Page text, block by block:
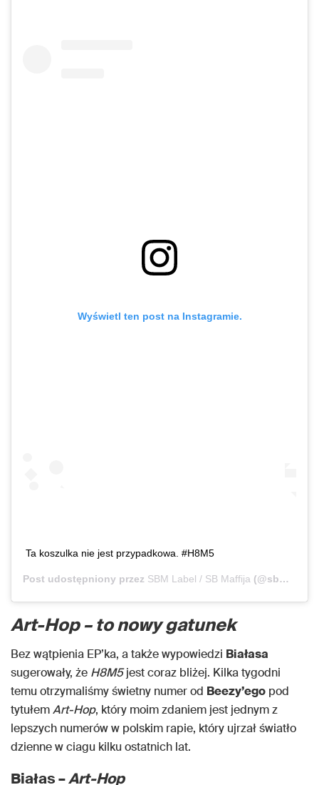
Wyświetl ten post na Instagramie.
Ta koszulka nie jest przypadkowa. #H8M5
Post udostępniony przez SBM Label / SB Maffija (@sbm_label)
Art-Hop – to nowy gatunek
Bez wątpienia EP’ka, a także wypowiedzi Białasa
sugerowały, że H8M5jest coraz bliżej. Kilka tygodni
temu otrzymaliśmy świetny numer od Beezy’ego pod
tytułemArt-Hop, który moim zdaniem jest jednym z
lepszych numerów w polskim rapie, który ujrzał światło
dzienne w ciagu kilku ostatnich lat.
Białas –Art-Hop